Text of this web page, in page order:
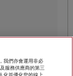
我們亦會運用非必
服務供應商的第三
化並優化您的線上